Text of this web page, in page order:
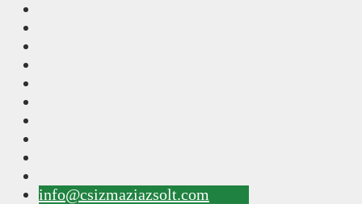
info@csizmaziazsolt.com